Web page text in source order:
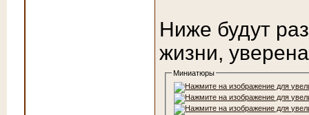
Ниже будут
жизни,
Миниатюры